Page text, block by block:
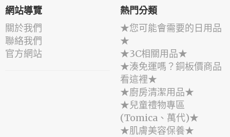
網站導覽
關於我們
聯絡我們
官方網站
熱門分類
★您可能會需要的日用品
★
★3C相關用品★
★湊免運嗎？銅板價商品
看這裡★
★廚房清潔用品★
★兒童禮物專區
(Tomica、萬代)★
★肌膚美容保養★